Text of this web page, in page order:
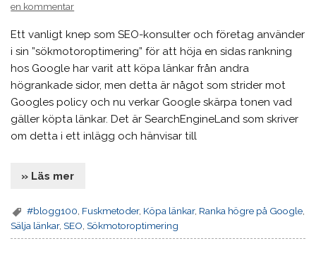
en kommentar
Ett vanligt knep som SEO-konsulter och företag använder
i sin ”sökmotoroptimering” för att höja en sidas rankning
hos Google har varit att köpa länkar från andra
högrankade sidor, men detta är något som strider mot
Googles policy och nu verkar Google skärpa tonen vad
gäller köpta länkar. Det är SearchEngineLand som skriver
om detta i ett inlägg och hänvisar till
» Läs mer
#blogg100 Fuskmetoder, Köpa länkar, Ranka högre på Google
Sälja länkar,SEO,Sökmotoroptimering